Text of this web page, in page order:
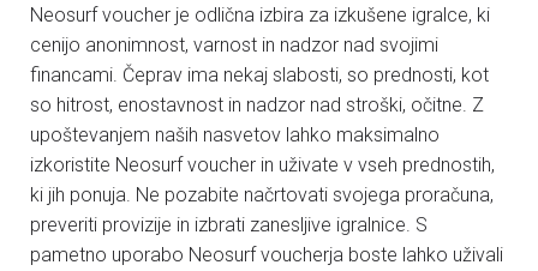
Neosurf voucher je odlična izbira za izkušene igralce, ki
cenijo anonimnost, varnost in nadzor nad svojimi
financami. Čeprav ima nekaj slabosti, so prednosti, kot
so hitrost, enostavnost in nadzor nad stroški, očitne. Z
upoštevanjem naših nasvetov lahko maksimalno
izkoristite Neosurf voucher in uživate v vseh prednostih,
ki jih ponuja. Ne pozabite načrtovati svojega proračuna,
preveriti provizije in izbrati zanesljive igralnice. S
pametno uporabo Neosurf voucherja boste lahko uživali